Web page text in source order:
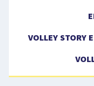
VOLLEY STORY